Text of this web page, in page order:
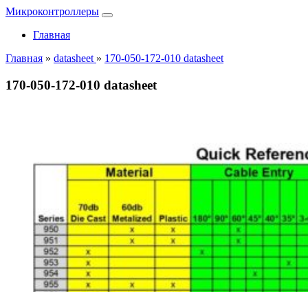
Микроконтроллеры
Главная
Главная » datasheet » 170-050-172-010 datasheet
170-050-172-010 datasheet